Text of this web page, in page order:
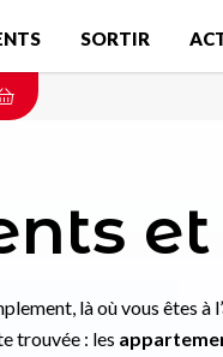
SORTIR
là où vous êtes à
trouvée : les